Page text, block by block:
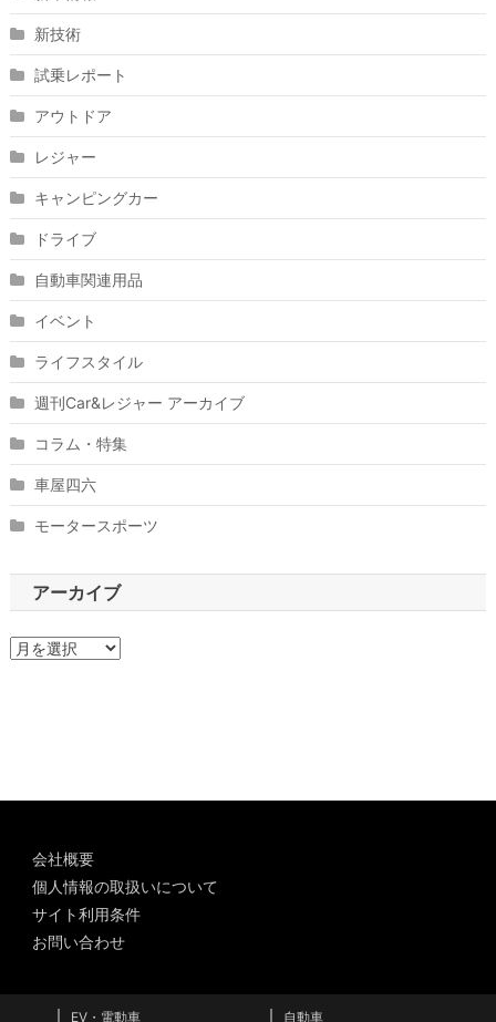
新技術
試乗レポート
アウトドア
レジャー
キャンピングカー
ドライブ
自動車関連用品
イベント
ライフスタイル
週刊Car&レジャー アーカイブ
コラム・特集
車屋四六
モータースポーツ
アーカイブ
ア
会社概要
個人情報の取扱いについて
サイト利用条件
お問い合わせ
EV・電動車 自動車